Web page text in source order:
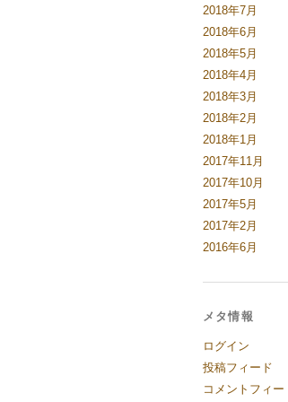
2018年7月
2018年6月
2018年5月
2018年4月
2018年3月
2018年2月
2018年1月
2017年11月
2017年10月
2017年5月
2017年2月
2016年6月
メタ情報
ログイン
投稿フィード
コメントフィー